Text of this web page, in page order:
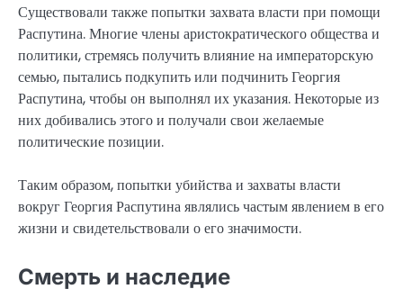
Существовали также попытки захвата власти при помощи
Распутина. Многие члены аристократического общества и
политики, стремясь получить влияние на императорскую
семью, пытались подкупить или подчинить Георгия
Распутина, чтобы он выполнял их указания. Некоторые из
них добивались этого и получали свои желаемые
политические позиции.
Таким образом, попытки убийства и захваты власти
вокруг Георгия Распутина являлись частым явлением в его
жизни и свидетельствовали о его значимости.
Смерть и наследие